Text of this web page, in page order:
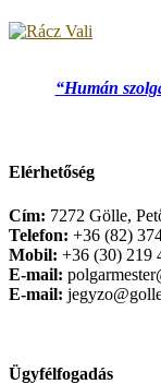
“Humán
Elérhetőség
Cím: 7272 Gölle,
Telefon: +36 (82)
Mobil: +36 (30) 219
E-mail:
E-mail:
Ügyfélfogadás